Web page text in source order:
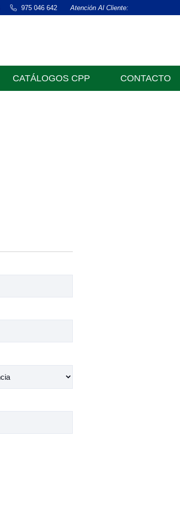
975 046 642 Atención Al Cliente:
CATÁLOGOS CPP CONTACTO